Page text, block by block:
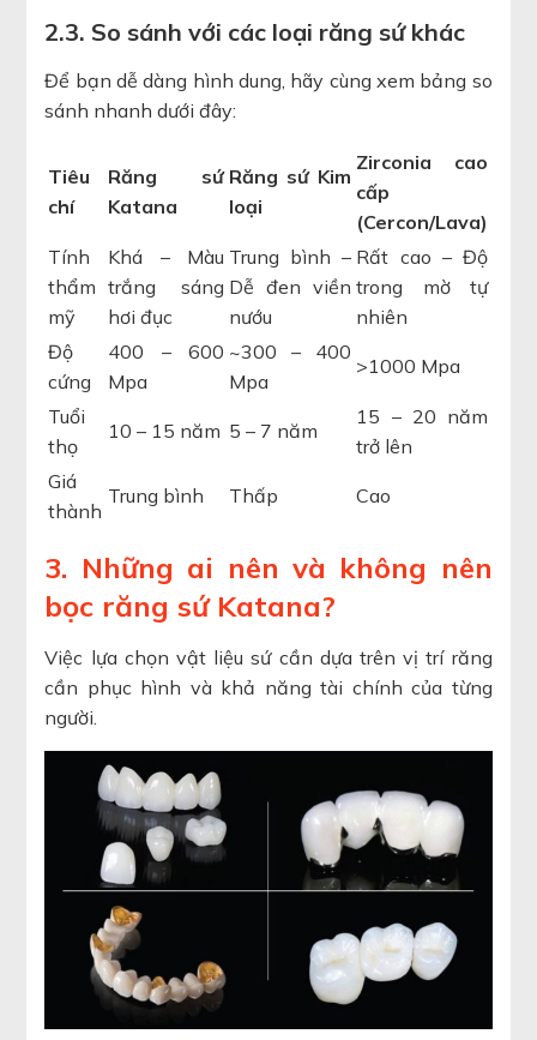
2.3. So sánh với các loại răng sứ khác
Để bạn dễ dàng hình dung, hãy cùng xem bảng so
sánh nhanh dưới đây:
Tiêu
chí
Răng sứ
Katana
Răng sứ Kim
loại
Zirconia cao
cấp
(Cercon/Lava)
Tính
thẩm
mỹ
Khá – Màu
trắng sáng
hơi đục
Trung bình –
Dễ đen viền
nướu
Rất cao – Độ
trong mờ tự
nhiên
Độ
cứng
400 – 600
Mpa
~300 – 400
Mpa
>1000 Mpa
Tuổi
thọ
10 – 15 năm 5 – 7 năm
15 – 20 năm
trở lên
Giá
thành
Trung bình Thấp Cao
3. Những ai nên và không nên
bọc răng sứ Katana?
Việc lựa chọn vật liệu sứ cần dựa trên vị trí răng
cần phục hình và khả năng tài chính của từng
người.